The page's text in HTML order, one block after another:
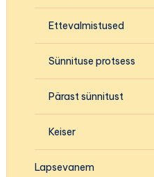
Ettevalmistused
Sünnituse protsess
Pärast sünnitust
Keiser
Lapsevanem